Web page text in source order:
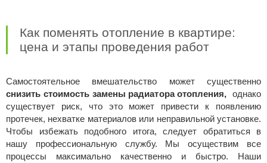
Как поменять отопление в квартире:
цена и этапы проведения работ
Самостоятельное вмешательство может существенно
снизить стоимость замены радиатора отопления, однако
существует риск, что это может привести к появлению
протечек, нехватке материалов или неправильной установке.
Чтобы избежать подобного итога, следует обратиться в
нашу профессиональную службу. Мы осуществим все
процессы максимально качественно и быстро. Наши